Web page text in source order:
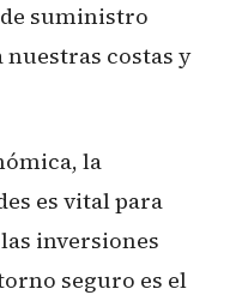
suministro
costas y
la
es vital para
inversiones
seguro es el